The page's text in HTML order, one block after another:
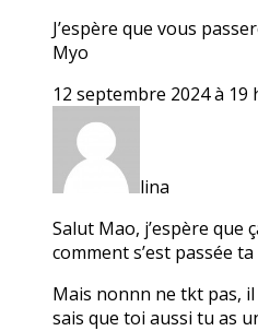
J’espère que vous
Myo
12 septembre 2024 à 19
lina
Salut Mao, j’espère que
comment s’est passée
Mais nonnn ne tkt pas, il
sais que toi aussi tu as